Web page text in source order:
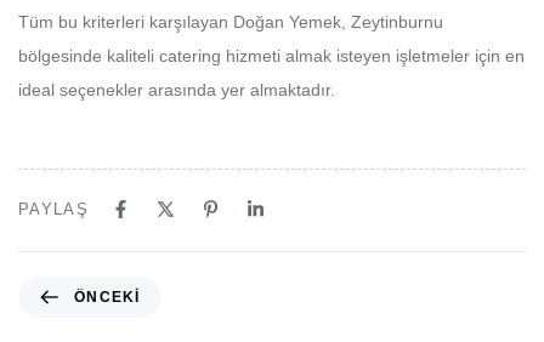
Tüm bu kriterleri karşılayan Doğan Yemek, Zeytinburnu
bölgesinde kaliteli catering hizmeti almak isteyen işletmeler için en
ideal seçenekler arasında yer almaktadır.
PAYLAŞ
ÖNCEKI